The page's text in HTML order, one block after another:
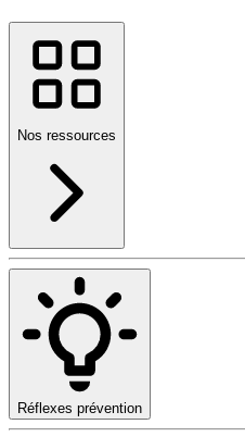
Nos ressources
Réflexes prévention